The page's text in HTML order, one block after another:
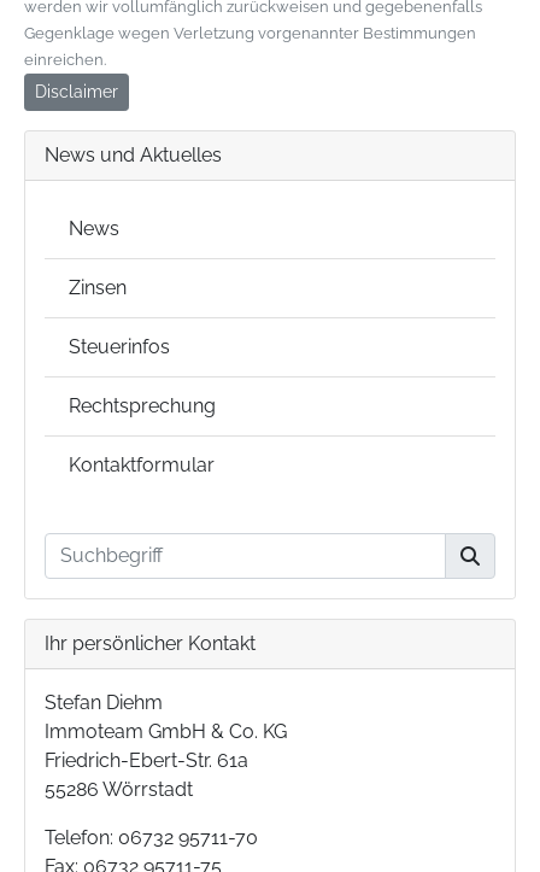
werden wir vollumfänglich zurückweisen und gegebenenfalls
Gegenklage wegen Verletzung vorgenannter Bestimmungen
einreichen.
Disclaimer
News und Aktuelles
News
Zinsen
Steuerinfos
Rechtsprechung
Kontaktformular
Ihr persönlicher Kontakt
Stefan Diehm
Immoteam GmbH & Co. KG
Friedrich-Ebert-Str. 61a
55286 Wörrstadt
Telefon: 06732 95711-70
Fax: 06732 95711-75